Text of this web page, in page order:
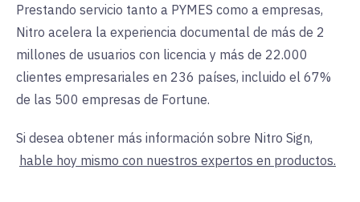
Prestando servicio tanto a PYMES como a empresas,
Nitro acelera la experiencia documental de más de 2
millones de usuarios con licencia y más de 22.000
clientes empresariales en 236 países, incluido el 67%
de las 500 empresas de Fortune.
Si desea obtener más información sobre Nitro Sign,
hable hoy mismo con nuestros expertos en productos.